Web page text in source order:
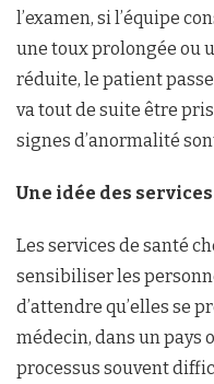
l’examen, si l’équipe
une toux prolongée ou
réduite, le patient
va tout de suite être
signes d’anormalité
Une idée des
Les services de santé
sensibiliser les
d’attendre qu’elles se
médecin, dans un pays
processus souvent